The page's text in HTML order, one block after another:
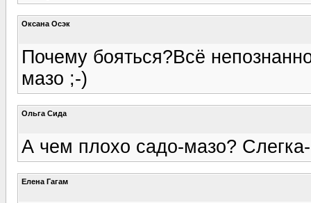
Оксана Осэк
Почему бояться?Всё
мазо ;-)
Ольгa Сида
А чем плохо садо-мазо?
Елена Гагам